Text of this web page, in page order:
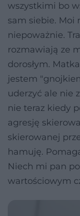
wszystkimi bo
sam siebie. Moi
niepoważnie.
rozmawiają ze
dorosłym.
jestem
uderzyć ale nie
nie teraz kiedy
agresję
skierowanej
hamuję.
Niech mi pan
wartościowym